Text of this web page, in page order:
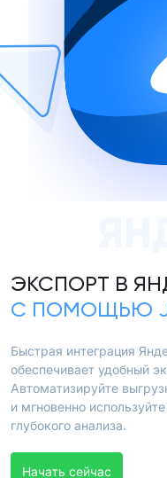
ЭКСПОРТ В
С ПОМОЩЬЮ
Быстрая интеграция
обеспечивает удобный
Автоматизируйте
и мгновенно
глубокого анализа.
Начать сейчас